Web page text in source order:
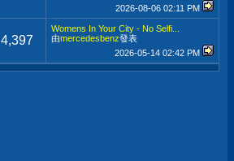
2026-08-06 02:11 PM
4,397
Womens In Your City - No Selfi...
由mercedesbenz發表
2026-05-14 02:42 PM